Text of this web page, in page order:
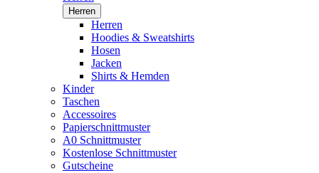
Herren
Herren
Hoodies & Sweatshirts
Hosen
Jacken
Shirts & Hemden
Kinder
Taschen
Accessoires
Papierschnittmuster
A0 Schnittmuster
Kostenlose Schnittmuster
Gutscheine